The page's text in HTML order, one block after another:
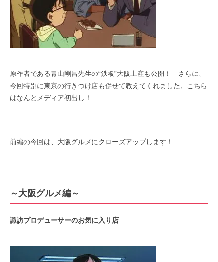
原作者である青山剛昌先生の“鉄板”大阪土産も公開！ さらに、
今回特別に東京の行きつけ店も併せて教えてくれました。こちら
はなんとメディア初出し！
前編の今回は、大阪グルメにクローズアップします！
～大阪グルメ編～
諏訪プロデューサーのお気に入り店